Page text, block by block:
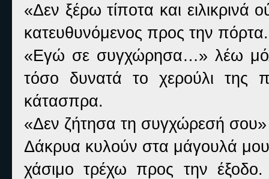
«Δεν ξέρω τίποτα και ειλικρινά
κατευθυνόμενος προς την πόρτα.
«Εγώ σε συγχώρησα…» λέω
τόσο δυνατά το χερούλι της
κάτασπρα.
«Δεν ζήτησα τη συγχώρεσή σου»
Δάκρυα κυλούν στα μάγουλά
χάσιμο τρέχω προς την